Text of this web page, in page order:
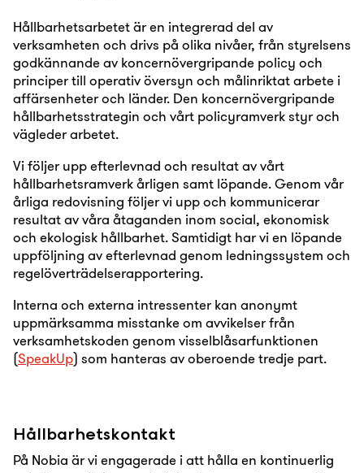
Hållbarhetsarbetet är en integrerad del av
verksamheten och drivs på olika nivåer, från styrelsens
godkännande av koncernövergripande policy och
principer till operativ översyn och målinriktat arbete i
affärsenheter och länder. Den koncernövergripande
hållbarhetsstrategin och vårt policyramverk styr och
vägleder arbetet.
Vi följer upp efterlevnad och resultat av vårt
hållbarhetsramverk årligen samt löpande. Genom vår
årliga redovisning följer vi upp och kommunicerar
resultat av våra åtaganden inom social, ekonomisk
och ekologisk hållbarhet. Samtidigt har vi en löpande
uppföljning av efterlevnad genom ledningssystem och
regelöverträdelserapportering.
Interna och externa intressenter kan anonymt
uppmärksamma misstanke om avvikelser från
verksamhetskoden genom visselblåsarfunktionen
(SpeakUp) som hanteras av oberoende tredje part.
Hållbarhetskontakt
På Nobia är vi engagerade i att hålla en kontinuerlig